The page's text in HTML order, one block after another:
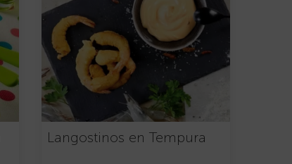
Langostinos en Tempura